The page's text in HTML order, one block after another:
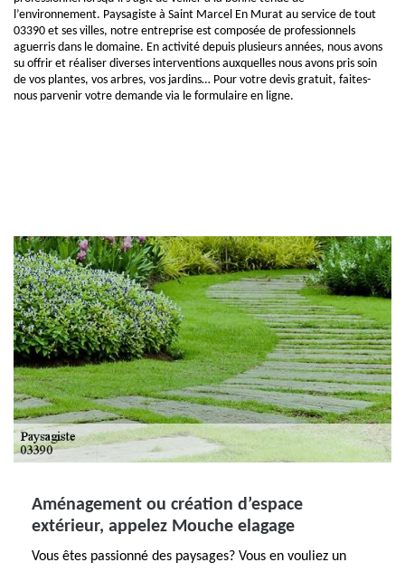
l’environnement. Paysagiste à Saint Marcel En Murat au service de tout
03390 et ses villes, notre entreprise est composée de professionnels
aguerris dans le domaine. En activité depuis plusieurs années, nous avons
su offrir et réaliser diverses interventions auxquelles nous avons pris soin
de vos plantes, vos arbres, vos jardins… Pour votre devis gratuit, faites-
nous parvenir votre demande via le formulaire en ligne.
Aménagement ou création d’espace
extérieur, appelez Mouche elagage
Vous êtes passionné des paysages? Vous en vouliez un